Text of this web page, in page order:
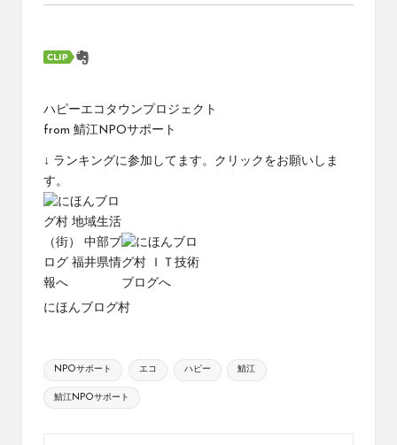
ハピーエコタウンプロジェクト
from 鯖江NPOサポート
↓ ランキングに参加してます。クリックをお願いしま
す。
にほんブログ村
Tags:
NPOサポート エコ ハピー 鯖江
鯖江NPOサポート